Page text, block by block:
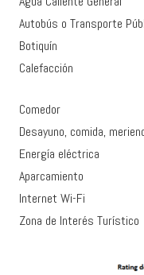
Autobús o Transporte
Botiquín
Calefacción
Comedor
Desayuno, comida,
Energía eléctrica
Aparcamiento
Internet Wi-Fi
Zona de Interés Turístico